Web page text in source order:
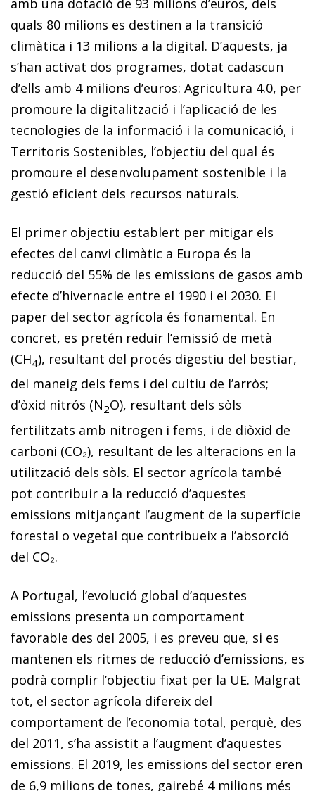
quals 80 mi­­lions es destinen a la transició
climàtica i 13 milions a la digital. D’aquests, ja
s’han activat dos programes, dotat cadascun
d’ells amb 4 milions d’euros: Agricultura 4.0, per
promoure la digitalització i l’aplicació de les
tecnologies de la informació i la comunicació, i
Territoris Sostenibles, l’objectiu del qual és
promoure el desenvolupament sostenible i la
gestió eficient dels recursos naturals.
El primer objectiu establert per mitigar els
efectes del canvi climàtic a Europa és la
reducció del 55% de les emissions de gasos amb
efecte d’hivernacle entre el 1990 i el 2030. El
paper del sector agrícola és fonamental. En
concret, es pretén reduir l’emissió de metà
(CH4), re­­sultant del procés digestiu del bestiar,
del maneig dels fems i del cultiu de l’arròs;
d’òxid nitrós (N2O), resultant dels sòls
fertilitzats amb nitrogen i fems, i de diòxid de
car­­boni (CO₂), resultant de les alteracions en la
utilització dels sòls. El sector agrícola també
pot contribuir a la re­­ducció d’aquestes
emissions mitjançant l’augment de la superfície
forestal o vegetal que contribueix a l’ab­­sorció
del CO₂.
A Portugal, l’evolució global d’aquestes
emissions presenta un comportament
favorable des del 2005, i es preveu que, si es
mantenen els ritmes de reducció d’emissions, es
podrà complir l’objectiu fixat per la UE. Malgrat
tot, el sector agrícola difereix del
comportament de l’economia total, perquè, des
del 2011, s’ha assistit a l’augment d’aquestes
emissions. El 2019, les emissions del sector eren
de 6,9 milions de tones, gairebé 4 milions més